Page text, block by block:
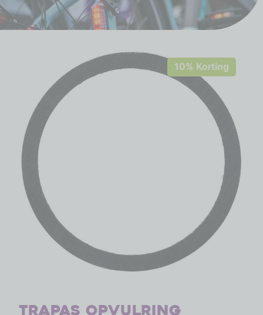
10% Korting
Trapas opvulring